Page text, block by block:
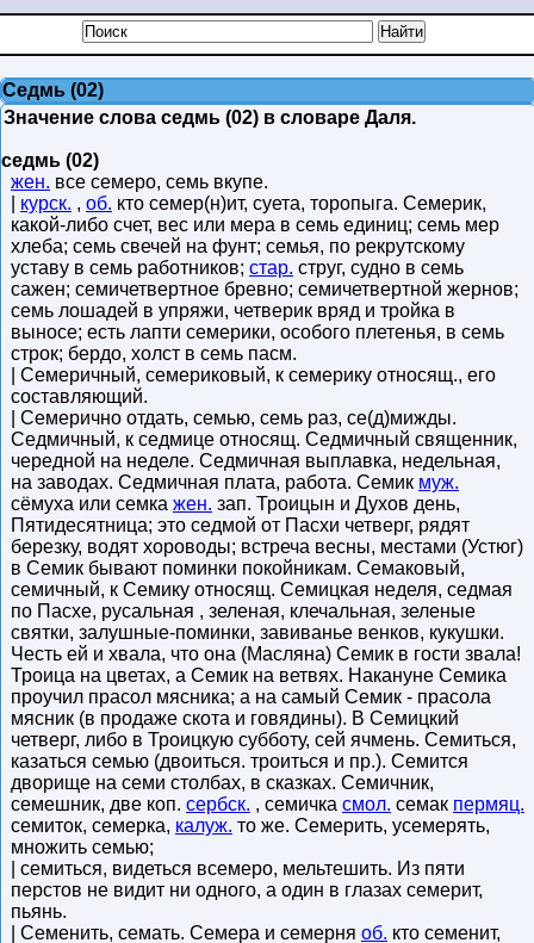
Седмь (02)
Значение слова седмь (02) в словаре Даля.
седмь (02)
жен. все семеро, семь вкупе.
курск. , об. кто семер(н)ит, суета, торопыга. Семерик,
какой-либо счет, вес или мера в семь единиц; семь мер
хлеба; семь свечей на фунт; семья, по рекрутскому
уставу в семь работников; стар. струг, судно в семь
сажен; семичетвертное бревно; семичетвертной жернов;
семь лошадей в упряжи, четверик вряд и тройка в
выносе; есть лапти семерики, особого плетенья, в семь
строк; бердо, холст в семь пасм.
| Семеричный, семериковый, к семерику относящ., его
составляющий.
| Семерично отдать, семью, семь раз, се(д)мижды.
Седмичный, к седмице относящ. Седмичный священник,
чередной на неделе. Седмичная выплавка, недельная,
на заводах. Седмичная плата, работа. Семик муж.
сёмуха или семка жен. зап. Троицын и Духов день,
Пятидесятница; это седмой от Пасхи четверг, рядят
березку, водят хороводы; встреча весны, местами (Устюг)
в Семик бывают поминки покойникам. Семаковый,
семичный, к Семику относящ. Семицкая неделя, седмая
по Пасхе, русальная , зеленая, клечальная, зеленые
святки, залушные-поминки, завиванье венков, кукушки.
Честь ей и хвала, что она (Масляна) Семик в гости звала!
Троица на цветах, а Семик на ветвях. Накануне Семика
проучил прасол мясника; а на самый Семик - прасола
мясник (в продаже скота и говядины). В Семицкий
четверг, либо в Троицкую субботу, сей ячмень. Семиться,
казаться семью (двоиться. троиться и пр.). Семится
дворище на семи столбах, в сказках. Семичник,
семешник, две коп. сербск. , семичка смол. семак пермяц.
семиток, семерка, калуж. то же. Семерить, усемерять,
множить семью;
| семиться, видеться всемеро, мельтешить. Из пяти
перстов не видит ни одного, а один в глазах семерит,
пьянь.
| Семенить, семать. Семера и семерня об. кто семенит,